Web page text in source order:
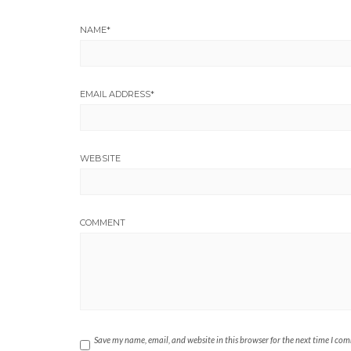
NAME*
EMAIL ADDRESS*
WEBSITE
COMMENT
Save my name, email, and website in this browser for the next time I